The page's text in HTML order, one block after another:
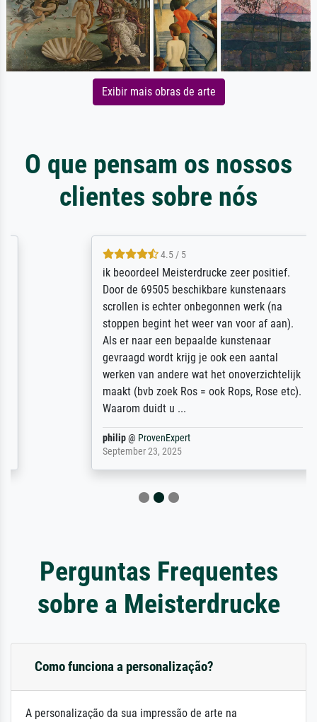
Exibir mais obras de arte
O que pensam os nossos
clientes sobre nós
4.5 / 5
ik beoordeel Meisterdrucke zeer positief.
Door de 69505 beschikbare kunstenaars
scrollen is echter onbegonnen werk (na
stoppen begint het weer van voor af aan).
Als er naar een bepaalde kunstenaar
gevraagd wordt krijg je ook een aantal
werken van andere wat het onoverzichtelijk
maakt (bvb zoek Ros = ook Rops, Rose etc).
Waarom duidt u ...
ProvenExpert
September 23, 2025
Perguntas Frequentes
sobre a Meisterdrucke
Como funciona a personalização?
A personalização da sua impressão de arte na